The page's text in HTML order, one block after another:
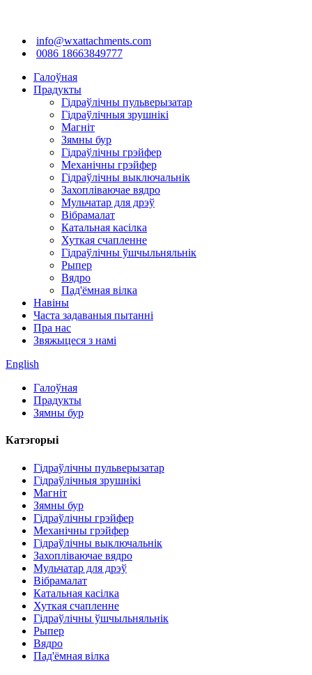
info@wxattachments.com
0086 18663849777
Галоўная
Прадукты
Гідраўлічны пульверызатар
Гідраўлічныя зрушнікі
Магніт
Зямны бур
Гідраўлічны грэйфер
Механічны грэйфер
Гідраўлічны выключальнік
Захопліваючае вядро
Мульчатар для дрэў
Вібрамалат
Катальная касілка
Хуткая счапленне
Гідраўлічны ўшчыльняльнік
Рыпер
Вядро
Пад'ёмная вілка
Навіны
Часта задаваныя пытанні
Пра нас
Звяжыцеся з намі
English
Галоўная
Прадукты
Зямны бур
Катэгорыі
Гідраўлічны пульверызатар
Гідраўлічныя зрушнікі
Магніт
Зямны бур
Гідраўлічны грэйфер
Механічны грэйфер
Гідраўлічны выключальнік
Захопліваючае вядро
Мульчатар для дрэў
Вібрамалат
Катальная касілка
Хуткая счапленне
Гідраўлічны ўшчыльняльнік
Рыпер
Вядро
Пад'ёмная вілка